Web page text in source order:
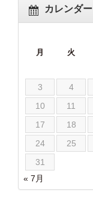
カレンダー
月 火
3
4
10
11
17
18
24
25
31
« 7月